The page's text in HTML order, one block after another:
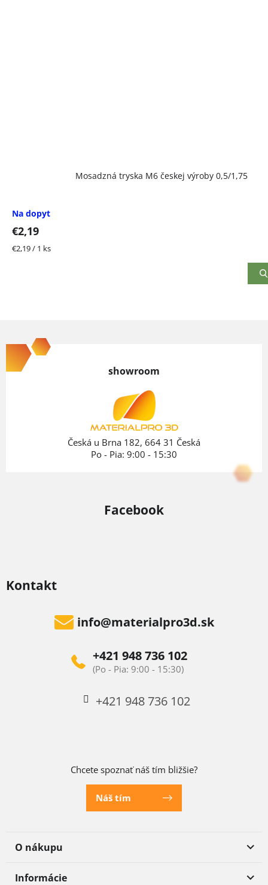
Mosadzná tryska M6 českej výroby 0,5/1,75
Na dopyt
€2,19
Jednotková
€2,19 / 1 ks
á
p
Kontakt
info@materialpro3d.sk
+421 948 736 102
+421 948 736 102
Chcete spoznať náš tím bližšie?
Náš tím
O nákupu
Informácie
showroom
Česká u Brna 182, 664 31 Česká
Po - Pia: 9:00 - 15:30
Facebook